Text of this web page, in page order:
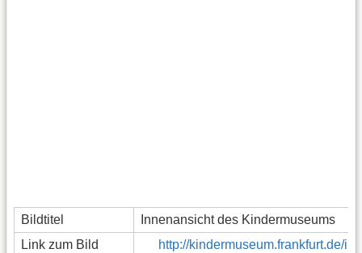
Bildtitel
Innenansicht des Kindermuseums
Link zum Bild
http://kindermuseum.frankfurt.de/